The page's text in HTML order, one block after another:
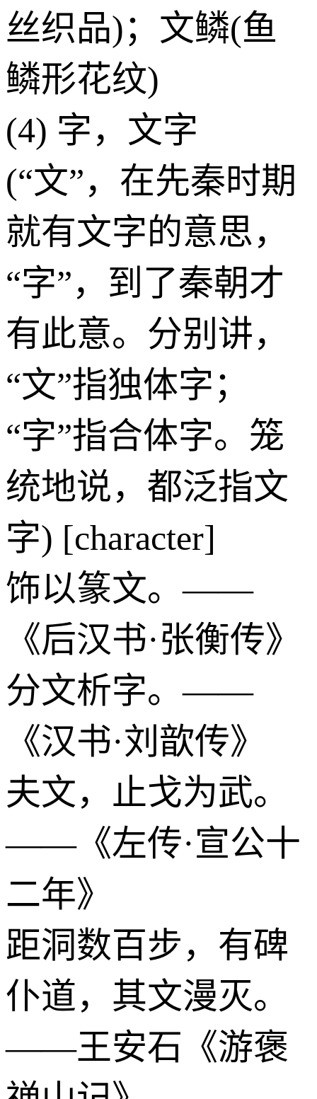
丝织品)；文鳞(鱼
鳞形花纹)
(4) 字，文字
(“文”，在先秦时期
就有文字的意思，
“字”，到了秦朝才
有此意。分别讲，
“文”指独体字；
“字”指合体字。笼
统地说，都泛指文
字) [character]
饰以篆文。——
《后汉书·张衡传》
分文析字。——
《汉书·刘歆传》
夫文，止戈为武。
——《左传·宣公十
二年》
距洞数百步，有碑
仆道，其文漫灭。
——王安石《游褒